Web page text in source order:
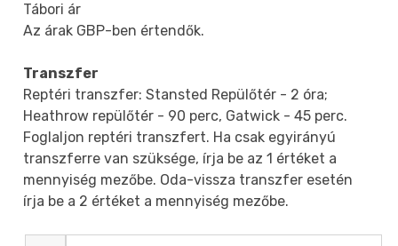
Tábori ár
Az árak GBP-ben értendők.
Transzfer
Reptéri transzfer: Stansted Repülőtér - 2 óra;
Heathrow repülőtér - 90 perc, Gatwick - 45 perc.
Foglaljon reptéri transzfert. Ha csak egyirányú
transzferre van szüksége, írja be az 1 értéket a
mennyiség mezőbe. Oda-vissza transzfer esetén
írja be a 2 értéket a mennyiség mezőbe.